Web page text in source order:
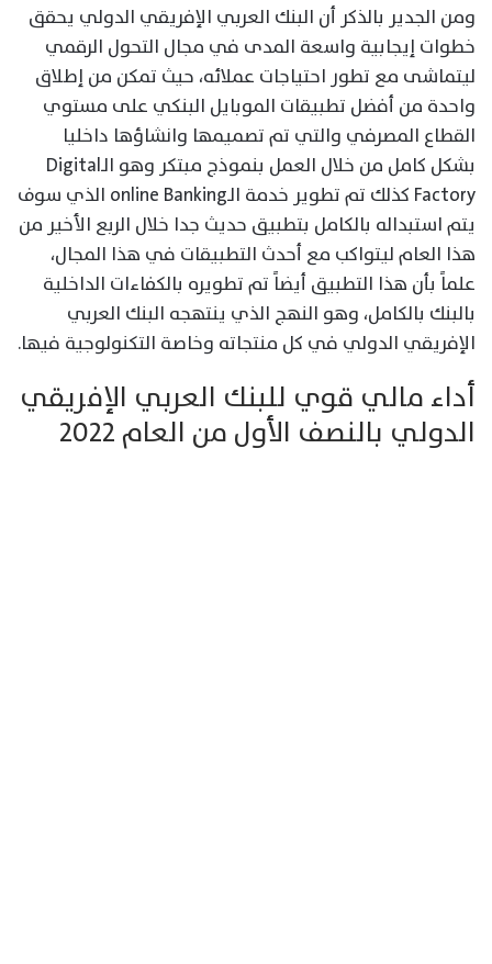
ومن الجدير بالذكر أن البنك العربي الإفريقي الدولي يحقق
خطوات إيجابية واسعة المدى في مجال التحول الرقمي
ليتماشى مع تطور احتياجات عملائه، حيث تمكن من إطلاق
واحدة من أفضل تطبيقات الموبايل البنكي على مستوي
القطاع المصرفي والتي تم تصميمها وانشاؤها داخليا
بشكل كامل من خلال العمل بنموذج مبتكر وهو الـDigital
Factory كذلك تم تطوير خدمة الـonline Banking الذي سوف
يتم استبداله بالكامل بتطبيق حديث جدا خلال الربع الأخير من
هذا العام ليتواكب مع أحدث التطبيقات في هذا المجال،
علماً بأن هذا التطبيق أيضاً تم تطويره بالكفاءات الداخلية
بالبنك بالكامل، وهو النهج الذي ينتهجه البنك العربي
الإفريقي الدولي في كل منتجاته وخاصة التكنولوجية فيها.
أداء مالي قوي للبنك العربي الإفريقي
الدولي بالنصف الأول من العام 2022